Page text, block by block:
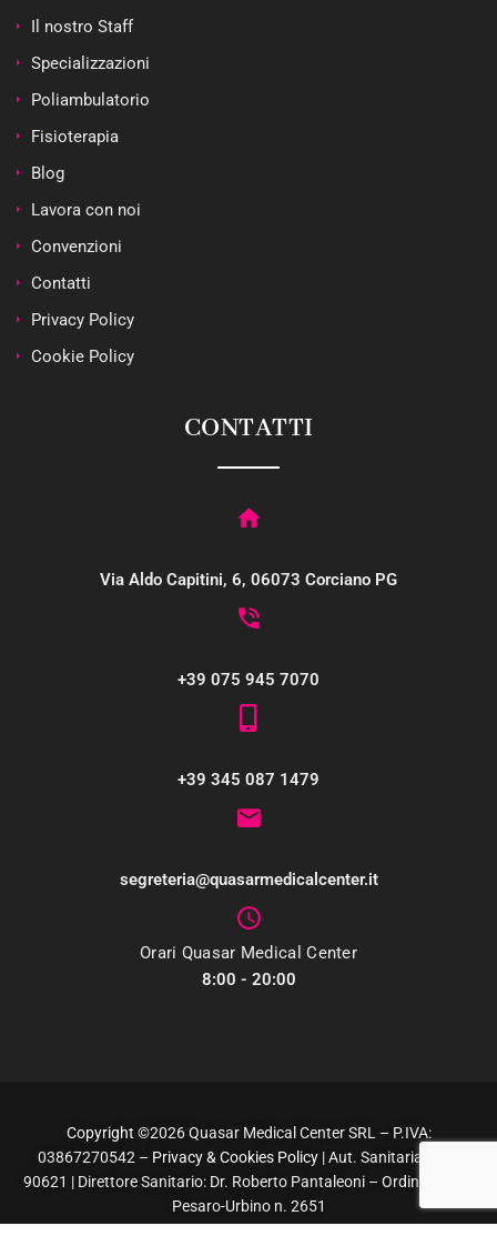
Il nostro Staff
Specializzazioni
Poliambulatorio
Fisioterapia
Blog
Lavora con noi
Convenzioni
Contatti
Privacy Policy
Cookie Policy
CONTATTI
Via Aldo Capitini, 6, 06073 Corciano PG
+39 075 945 7070
+39 345 087 1479
segreteria@quasarmedicalcenter.it
Orari Quasar Medical Center
8:00 - 20:00
Copyright ©2026 Quasar Medical Center SRL – P.IVA:
03867270542 – Privacy & Cookies Policy| Aut. Sanitaria Prot.
90621 | Direttore Sanitario: Dr. Roberto Pantaleoni – Ordine Medici
Pesaro-Urbino n. 2651